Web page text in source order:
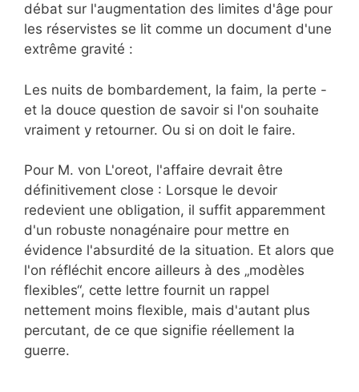
débat sur l'augmentation des limites d'âge pour
les réservistes se lit comme un document d'une
extrême gravité :
Les nuits de bombardement, la faim, la perte -
et la douce question de savoir si l'on souhaite
vraiment y retourner. Ou si on doit le faire.
Pour M. von L'oreot, l'affaire devrait être
définitivement close : Lorsque le devoir
redevient une obligation, il suffit apparemment
d'un robuste nonagénaire pour mettre en
évidence l'absurdité de la situation. Et alors que
l'on réfléchit encore ailleurs à des „modèles
flexibles“, cette lettre fournit un rappel
nettement moins flexible, mais d'autant plus
percutant, de ce que signifie réellement la
guerre.